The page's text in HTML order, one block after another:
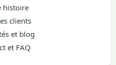
histoire
clients
et blog
et FAQ